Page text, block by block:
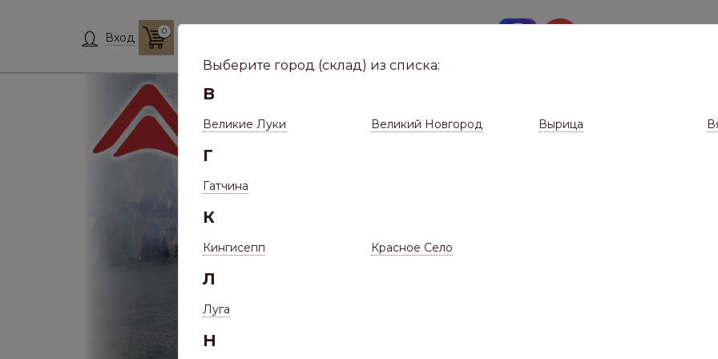
Вход 0
Выберите город (склад) из списка:
В
Великие Луки Великий Новгород Вырица
Г
Гатчина
К
Кингисепп Красное Село
Л
Луга
Н